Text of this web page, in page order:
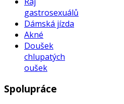
gastrosexuálů
Dámská jízda
Akné
Doušek
chlupatých
oušek
Spolupráce